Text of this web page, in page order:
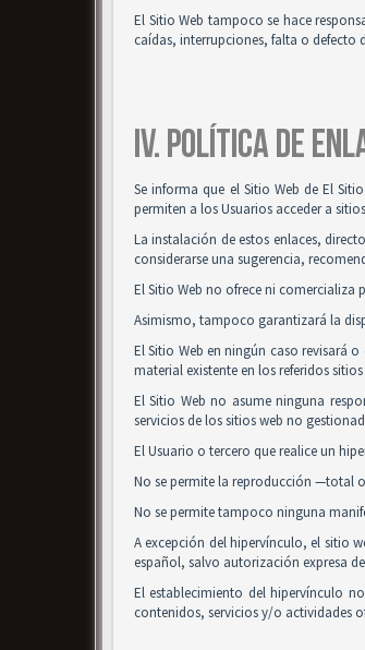
El Sitio Web tampoco se hace
caídas, interrupciones, falta o defecto
IV. POLÍTICA DE
Se informa que el Sitio Web de El
permiten a los Usuarios acceder a
La instalación de estos enlaces,
considerarse una sugerencia,
El Sitio Web no ofrece ni comercializa
Asimismo, tampoco garantizará la
El Sitio Web en ningún caso revisará
material existente en los referidos
El Sitio Web no asume ninguna
servicios de los sitios web no
El Usuario o tercero que realice un
No se permite la reproducción —total
No se permite tampoco ninguna
A excepción del hipervínculo, el sitio
español, salvo autorización expresa
El establecimiento del hipervínculo
contenidos, servicios y/o actividades